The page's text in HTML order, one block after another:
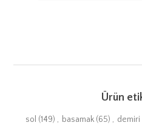
Ürün
sol (149) , basamak (65) , demiri